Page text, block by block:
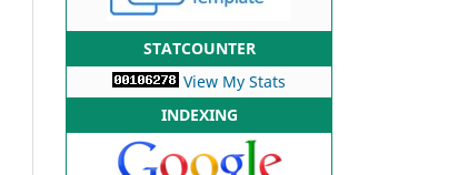
STATCOUNTER
View My Stats
INDEXING